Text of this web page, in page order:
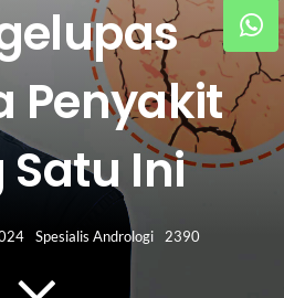
ARTIKEL
KAMI
Penyakit
Ini
Spesialis Andrologi 2390